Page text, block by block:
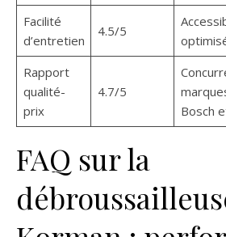
Facilité
d’entretien
4.5/5
Rapport
qualité-
prix
4.7/5
Bosch
FAQ sur la